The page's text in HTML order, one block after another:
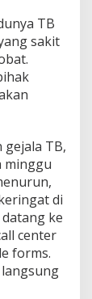
TB
sakit
gejala TB,
minggu
di
ke
center
forms.